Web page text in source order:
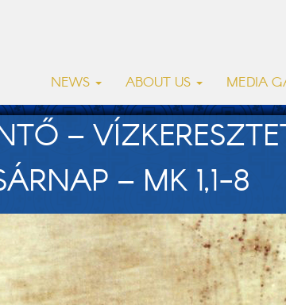
NEWS ABOUT US MEDIA
–
– MK 1,1-8